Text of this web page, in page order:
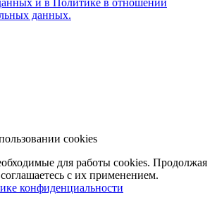
данных.
cookies
для работы cookies. Продолжая
с их применением.
конфиденциальности